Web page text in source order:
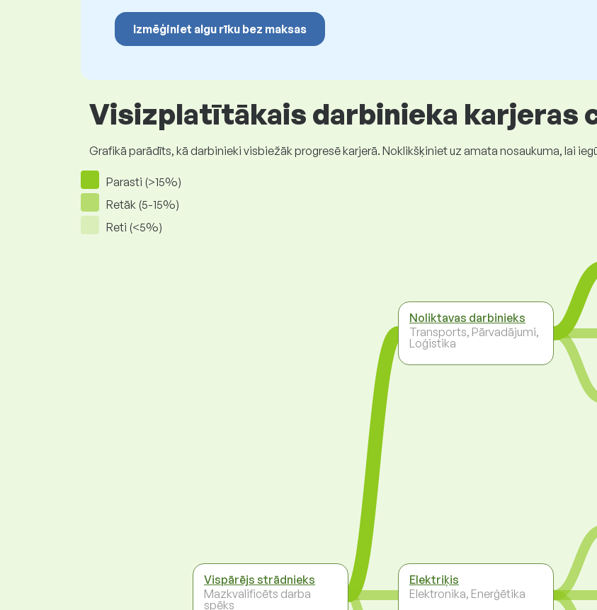
Izmēģiniet algu rīku bez maksas
Visizplatītākais darbinieka karjeras
Grafikā parādīts, kā darbinieki visbiežāk progresē karjerā. Noklikšķiniet uz amata nosaukuma, lai
Parasti (>15%)
Retāk (5-15%)
Reti (<5%)
Vispārējs strādnieks
Mazkvalificēts darba
spēks
Noliktavas darbinieks
Transports, Pārvadājumi,
Loģistika
Elektriķis
Elektronika, Enerģētika